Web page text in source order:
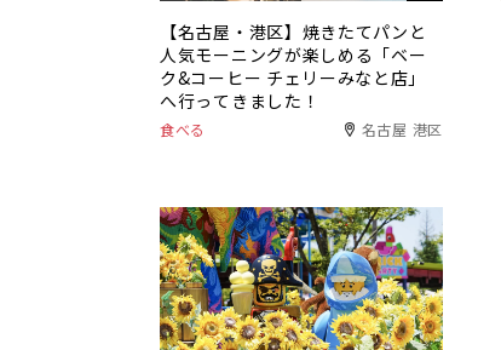
【名古屋・港区】焼きたてパンと
人気モーニングが楽しめる「ベー
ク&コーヒー チェリーみなと店」
へ行ってきました！
食べる 名古屋 港区